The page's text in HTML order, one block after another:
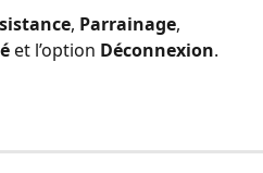
, Parrainage,
et l’option Déconnexion.